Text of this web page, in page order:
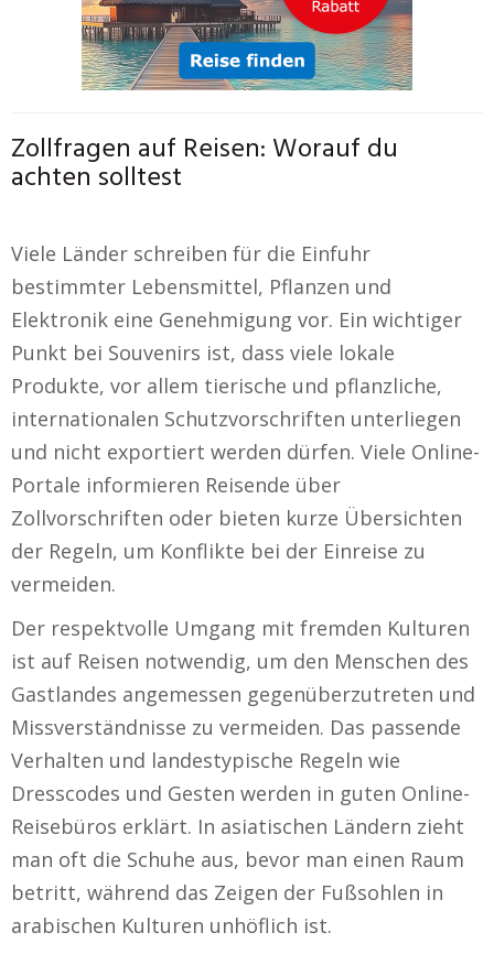
Zollfragen auf Reisen: Worauf du
achten solltest
Viele Länder schreiben für die Einfuhr
bestimmter Lebensmittel, Pflanzen und
Elektronik eine Genehmigung vor. Ein wichtiger
Punkt bei Souvenirs ist, dass viele lokale
Produkte, vor allem tierische und pflanzliche,
internationalen Schutzvorschriften unterliegen
und nicht exportiert werden dürfen. Viele Online-
Portale informieren Reisende über
Zollvorschriften oder bieten kurze Übersichten
der Regeln, um Konflikte bei der Einreise zu
vermeiden.
Der respektvolle Umgang mit fremden Kulturen
ist auf Reisen notwendig, um den Menschen des
Gastlandes angemessen gegenüberzutreten und
Missverständnisse zu vermeiden. Das passende
Verhalten und landestypische Regeln wie
Dresscodes und Gesten werden in guten Online-
Reisebüros erklärt. In asiatischen Ländern zieht
man oft die Schuhe aus, bevor man einen Raum
betritt, während das Zeigen der Fußsohlen in
arabischen Kulturen unhöflich ist.